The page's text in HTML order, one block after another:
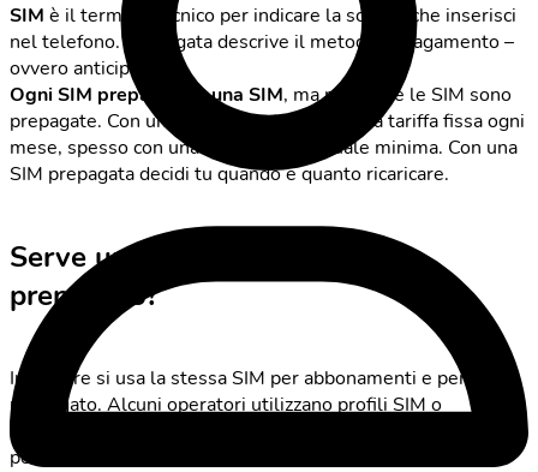
SIM è il termine tecnico per indicare la scheda che inserisci
nel telefono. Prepagata descrive il metodo di pagamento –
ovvero anticipato.
Ogni SIM prepagata è una SIM, ma non tutte le SIM sono
prepagate. Con un abbonamento, paghi una tariffa fissa ogni
mese, spesso con una durata contrattuale minima. Con una
SIM prepagata decidi tu quando e quanto ricaricare.
Serve una SIM speciale per il
prepagato?
In genere si usa la stessa SIM per abbonamenti e per il
prepagato. Alcuni operatori utilizzano profili SIM o
confezioni diverse, ma dal punto di vista tecnico ci sono
poche differenze.